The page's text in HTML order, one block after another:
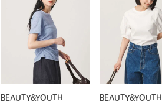
BEAUTY&YOUTH
BEAUTY&YOUTH